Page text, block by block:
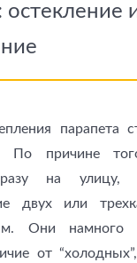
остекление
парапета
По причине
на улицу,
двух или
Они намного
от